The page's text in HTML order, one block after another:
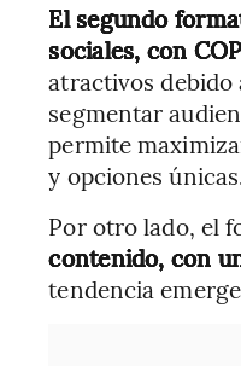
El segundo
sociales, con
atractivos debido
segmentar
permite
y opciones
Por otro lado, el
contenido, con
tendencia